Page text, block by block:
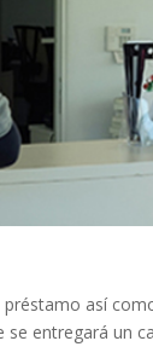
así
entregará un